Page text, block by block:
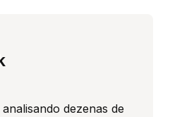
dezenas de